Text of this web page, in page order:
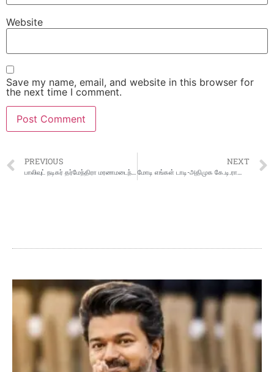
Website
Save my name, email, and website in this browser for
the next time I comment.
PREVIOUS
பாலிவுட் நடிகர் தர்மேந்திரா மரணமடைந்தார்
NEXT
மோடி எங்கள் டாடி-அதிமுக கே.டி.ராஜேந்திர பாலாஜி